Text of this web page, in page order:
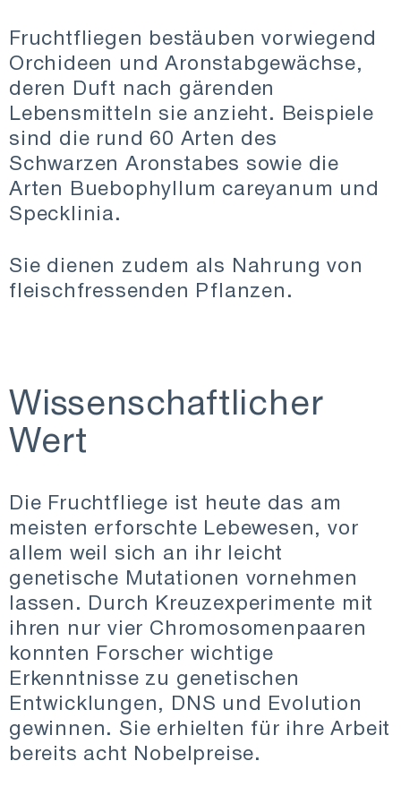
Fruchtfliegen bestäuben vorwiegend
Orchideen und Aronstabgewächse,
deren Duft nach gärenden
Lebensmitteln sie anzieht. Beispiele
sind die rund 60 Arten des
Schwarzen Aronstabes sowie die
Arten Buebophyllum careyanum und
Specklinia.
Sie dienen zudem als Nahrung von
fleischfressenden Pflanzen.
Wissenschaftlicher
Wert
Die Fruchtfliege ist heute das am
meisten erforschte Lebewesen, vor
allem weil sich an ihr leicht
genetische Mutationen vornehmen
lassen. Durch Kreuzexperimente mit
ihren nur vier Chromosomenpaaren
konnten Forscher wichtige
Erkenntnisse zu genetischen
Entwicklungen, DNS und Evolution
gewinnen. Sie erhielten für ihre Arbeit
bereits acht Nobelpreise.